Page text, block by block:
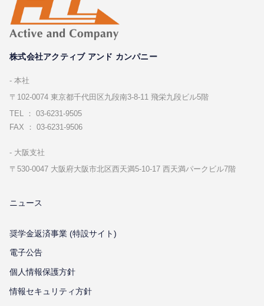
株式会社アクティブ アンド カンパニー
本社
〒102-0074 東京都千代⽥区九段南3-8-11 飛栄九段ビル5階
TEL ： 03-6231-9505
FAX ： 03-6231-9506
⼤阪⽀社
〒530-0047 ⼤阪府⼤阪市北区⻄天満5-10-17 ⻄天満パークビル7階
ニュース
奨学金返済事業 (特設サイト)
電子公告
個⼈情報保護⽅針
情報セキュリティ⽅針